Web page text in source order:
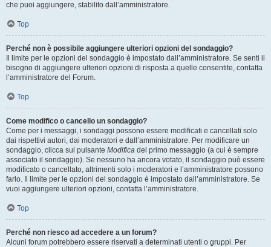
che puoi aggiungere, stabilito dall’amministratore.
Top
Perché non è possibile aggiungere ulteriori opzioni del sondaggio?
Il limite per le opzioni del sondaggio è impostato dall’amministratore. Se senti il
bisogno di aggiungere ulteriori opzioni di risposta a quelle consentite, contatta
l’amministratore del Forum.
Top
Come modifico o cancello un sondaggio?
Come per i messaggi, i sondaggi possono essere modificati e cancellati solo
dai rispettivi autori, dai moderatori e dall’amministratore. Per modificare un
sondaggio, clicca sul pulsante Modifica del primo messaggio (a cui è sempre
associato il sondaggio). Se nessuno ha ancora votato, il sondaggio può essere
modificato o cancellato, altrimenti solo i moderatori e l’amministratore possono
farlo. Il limite per le opzioni del sondaggio è impostato dall’amministratore. Se
vuoi aggiungere ulteriori opzioni, contatta l’amministratore.
Top
Perché non riesco ad accedere a un forum?
Alcuni forum potrebbero essere riservati a determinati utenti o gruppi. Per